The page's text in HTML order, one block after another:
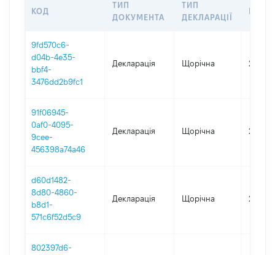
КОД
ТИП
ДОКУМЕНТА
ТИП
ДЕКЛАРАЦІЇ
9fd570c6-
d04b-4e35-
bbf4-
3476dd2b9fc1
Декларація Щорічна 2025
91f06945-
0af0-4095-
9cee-
456398a74a46
Декларація Щорічна 2024
d60d1482-
8d80-4860-
b8d1-
571c6f52d5c9
Декларація Щорічна 2023
802397d6-